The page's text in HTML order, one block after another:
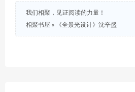
我们相聚，见证阅读的力量！
相聚书屋 » 《全景光设计》沈辛盛